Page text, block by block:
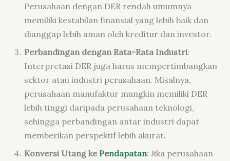
Perusahaan dengan DER rendah umumnya
memiliki kestabilan finansial yang lebih baik dan
dianggap lebih aman oleh kreditur dan investor.
Perbandingan dengan Rata-Rata Industri:
Interpretasi DER juga harus mempertimbangkan
sektor atau industri perusahaan. Misalnya,
perusahaan manufaktur mungkin memiliki DER
lebih tinggi daripada perusahaan teknologi,
sehingga perbandingan antar industri dapat
memberikan perspektif lebih akurat.
Konversi Utang ke Pendapatan: Jika perusahaan